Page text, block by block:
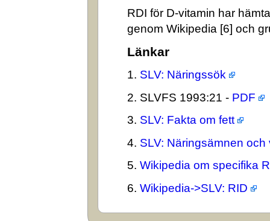
RDI för D-vitamin har
genom Wikipedia [6] och
Länkar
1. SLV: Näringssök
2. SLVFS 1993:21 - PDF
3. SLV: Fakta om fett
4. SLV: Näringsämnen och
5. Wikipedia om specifika
6. Wikipedia->SLV: RID